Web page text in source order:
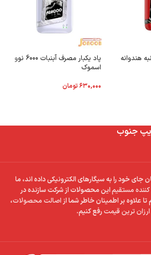
هندوانه
پاد یکبار مصرف آبنبات 6000 نوو
اسموک
۶۳۰,۰۰۰ تومان
جنوب
جای خود را به سیگارهای الکترونیکی داده اند، ما
کننده مستقیماین محصولات از شرکت سازنده در
علاوه بر اطمینان خاطر شما ازاصالت محصولات،
ارزان ترین قیمترفع کنیم.